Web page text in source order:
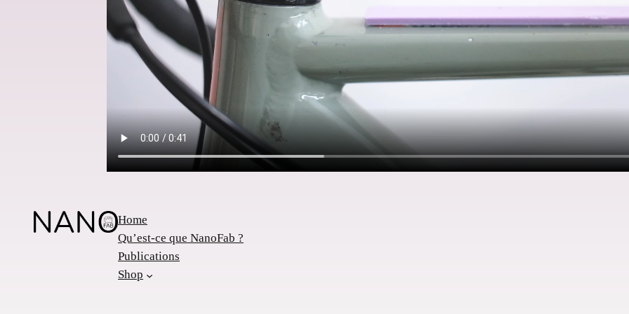
Home
Qu’est-ce que NanoFab ?
Publications
Shop